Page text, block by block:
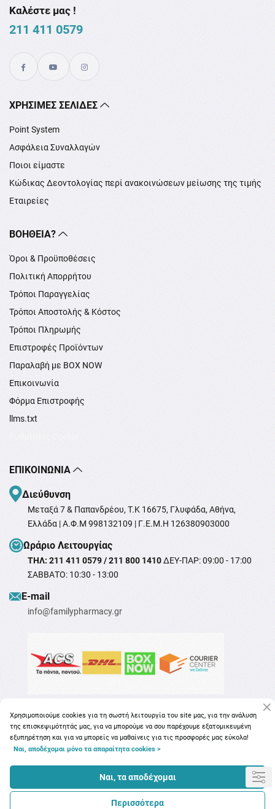
Καλέστε μας !
211 411 0579
XΡΉΣΙΜΕΣ ΣΕΛΊΔΕΣ
Point System
Ασφάλεια Συναλλαγών
Ποιοι είμαστε
Κώδικας Δεοντολογίας περί ανακοινώσεων μείωσης της τιμής
Εταιρείες
ΒΟΉΘΕΙΑ?
Όροι & Προϋποθέσεις
Πολιτική Απορρήτου
Τρόποι Παραγγελίας
Τρόποι Αποστολής & Κόστος
Τρόποι Πληρωμής
Επιστροφές Προϊόντων
Παραλαβή με BOX NOW
Επικοινωνία
Φόρμα Επιστροφής
llms.txt
ΕΠΙΚΟΙΝΩΝΊΑ
Διεύθυνση
Μεταξά 7 & Παπανδρέου, T.K 16675, Γλυφάδα, Αθήνα,
Ελλάδα | Α.Φ.Μ 998132109 | Γ.Ε.Μ.Η 126380903000
Ωράριο Λειτουργίας
ΤΗΛ: 211 411 0579 / 211 800 1410ΔΕΥ-ΠΑΡ: 09:00 - 17:00
ΣΑΒΒΑΤΟ: 10:30 - 13:00
Ε-mail
info@familypharmacy.gr
Χρησιμοποιούμε cookies για τη σωστή λειτουργία του site μας, για την ανάλυση
της επισκεψιμότητάς μας, για να μπορούμε να σου παρέχουμε εξατομικευμένη
εξυπηρέτηση και για να μπορείς να μαθαίνεις για τις προσφορές μας εύκολα!
Ναι, αποδέχομαι μόνο τα απαραίτητα cookies >
Ναι, τα αποδέχομαι
Περισσότερα